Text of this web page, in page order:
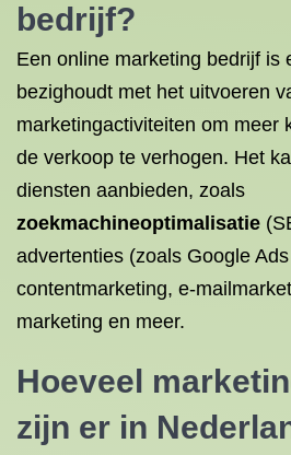
bedrijf?
Een online marketing bedrijf is
bezighoudt met het uitvoeren
marketingactiviteiten om meer
de verkoop te verhogen. Het
diensten aanbieden, zoals
zoekmachineoptimalisatie
advertenties (zoals Google
contentmarketing, e-
marketing en meer.
Hoeveel
zijn er in